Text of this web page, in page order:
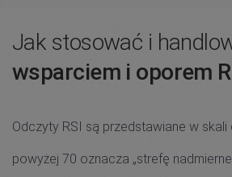
Jak stosować i
wsparciem i oporem
Odczyty RSI są przedstawiane w
powyżej 70 oznacza „strefę